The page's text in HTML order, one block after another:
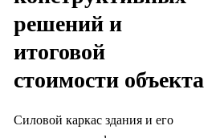
решений и
итоговой
стоимости объекта
Силовой каркас здания и его